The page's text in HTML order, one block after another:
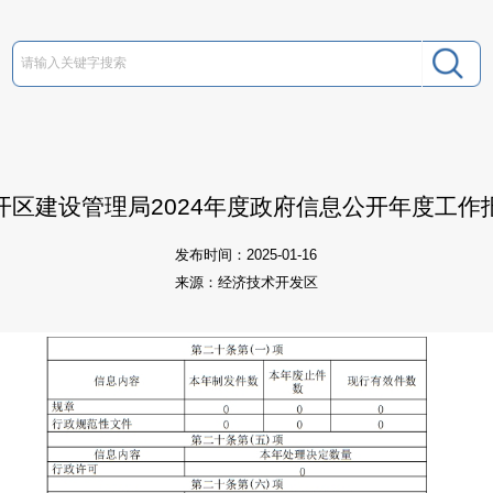
区建设管理局2024年度政府信息公开年度工作
发布时间：2025-01-16
来源：经济技术开发区